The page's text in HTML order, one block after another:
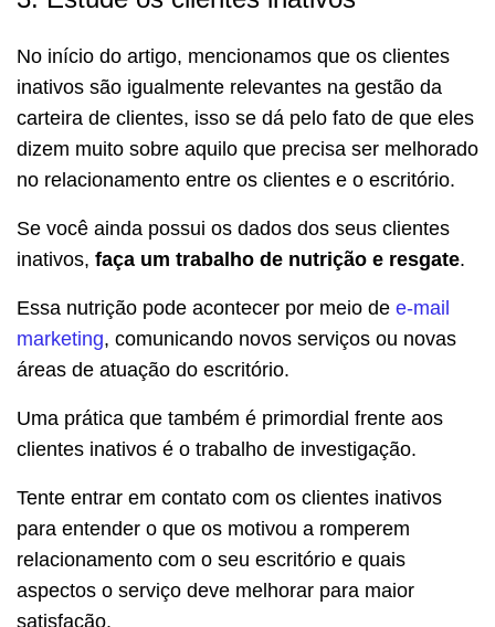
No início do artigo, mencionamos que os clientes
inativos são igualmente relevantes na gestão da
carteira de clientes, isso se dá pelo fato de que eles
dizem muito sobre aquilo que precisa ser melhorado
no relacionamento entre os clientes e o escritório.
Se você ainda possui os dados dos seus clientes
inativos, faça um trabalho de nutrição e resgate.
Essa nutrição pode acontecer por meio de e-mail
marketing, comunicando novos serviços ou novas
áreas de atuação do escritório.
Uma prática que também é primordial frente aos
clientes inativos é o trabalho de investigação.
Tente entrar em contato com os clientes inativos
para entender o que os motivou a romperem
relacionamento com o seu escritório e quais
aspectos o serviço deve melhorar para maior
satisfação.